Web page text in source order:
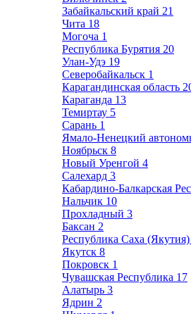
Забайкальский край 21
Чита 18
Могоча 1
Республика Бурятия 20
Улан-Удэ 19
Северобайкальск 1
Карагандинская область
Караганда 13
Темиртау 5
Сарань 1
Ямало-Ненецкий
Ноябрьск 8
Новый Уренгой 4
Салехард 3
Кабардино-Балкарская
Нальчик 10
Прохладный 3
Баксан 2
Республика Саха (Якутия)
Якутск 8
Покровск 1
Чувашская Республика 17
Алатырь 3
Ядрин 2